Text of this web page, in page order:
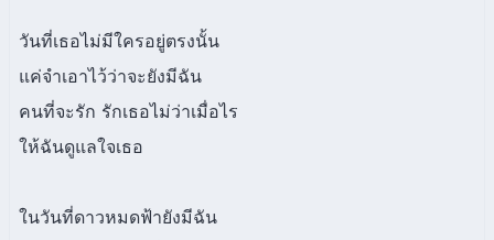
วันที่เธอไม่มีใครอยู่ตรงนั้น
แค่จำเอาไว้ว่าจะยังมีฉัน
คนที่จะรัก รักเธอไม่ว่าเมื่อไร
ให้ฉันดูแลใจเธอ
ในวันที่ดาวหมดฟ้ายังมีฉัน